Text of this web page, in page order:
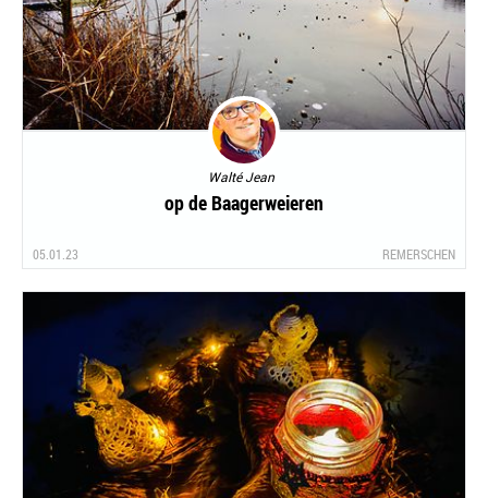
Walté Jean
op de Baagerweieren
05.01.23 REMERSCHEN